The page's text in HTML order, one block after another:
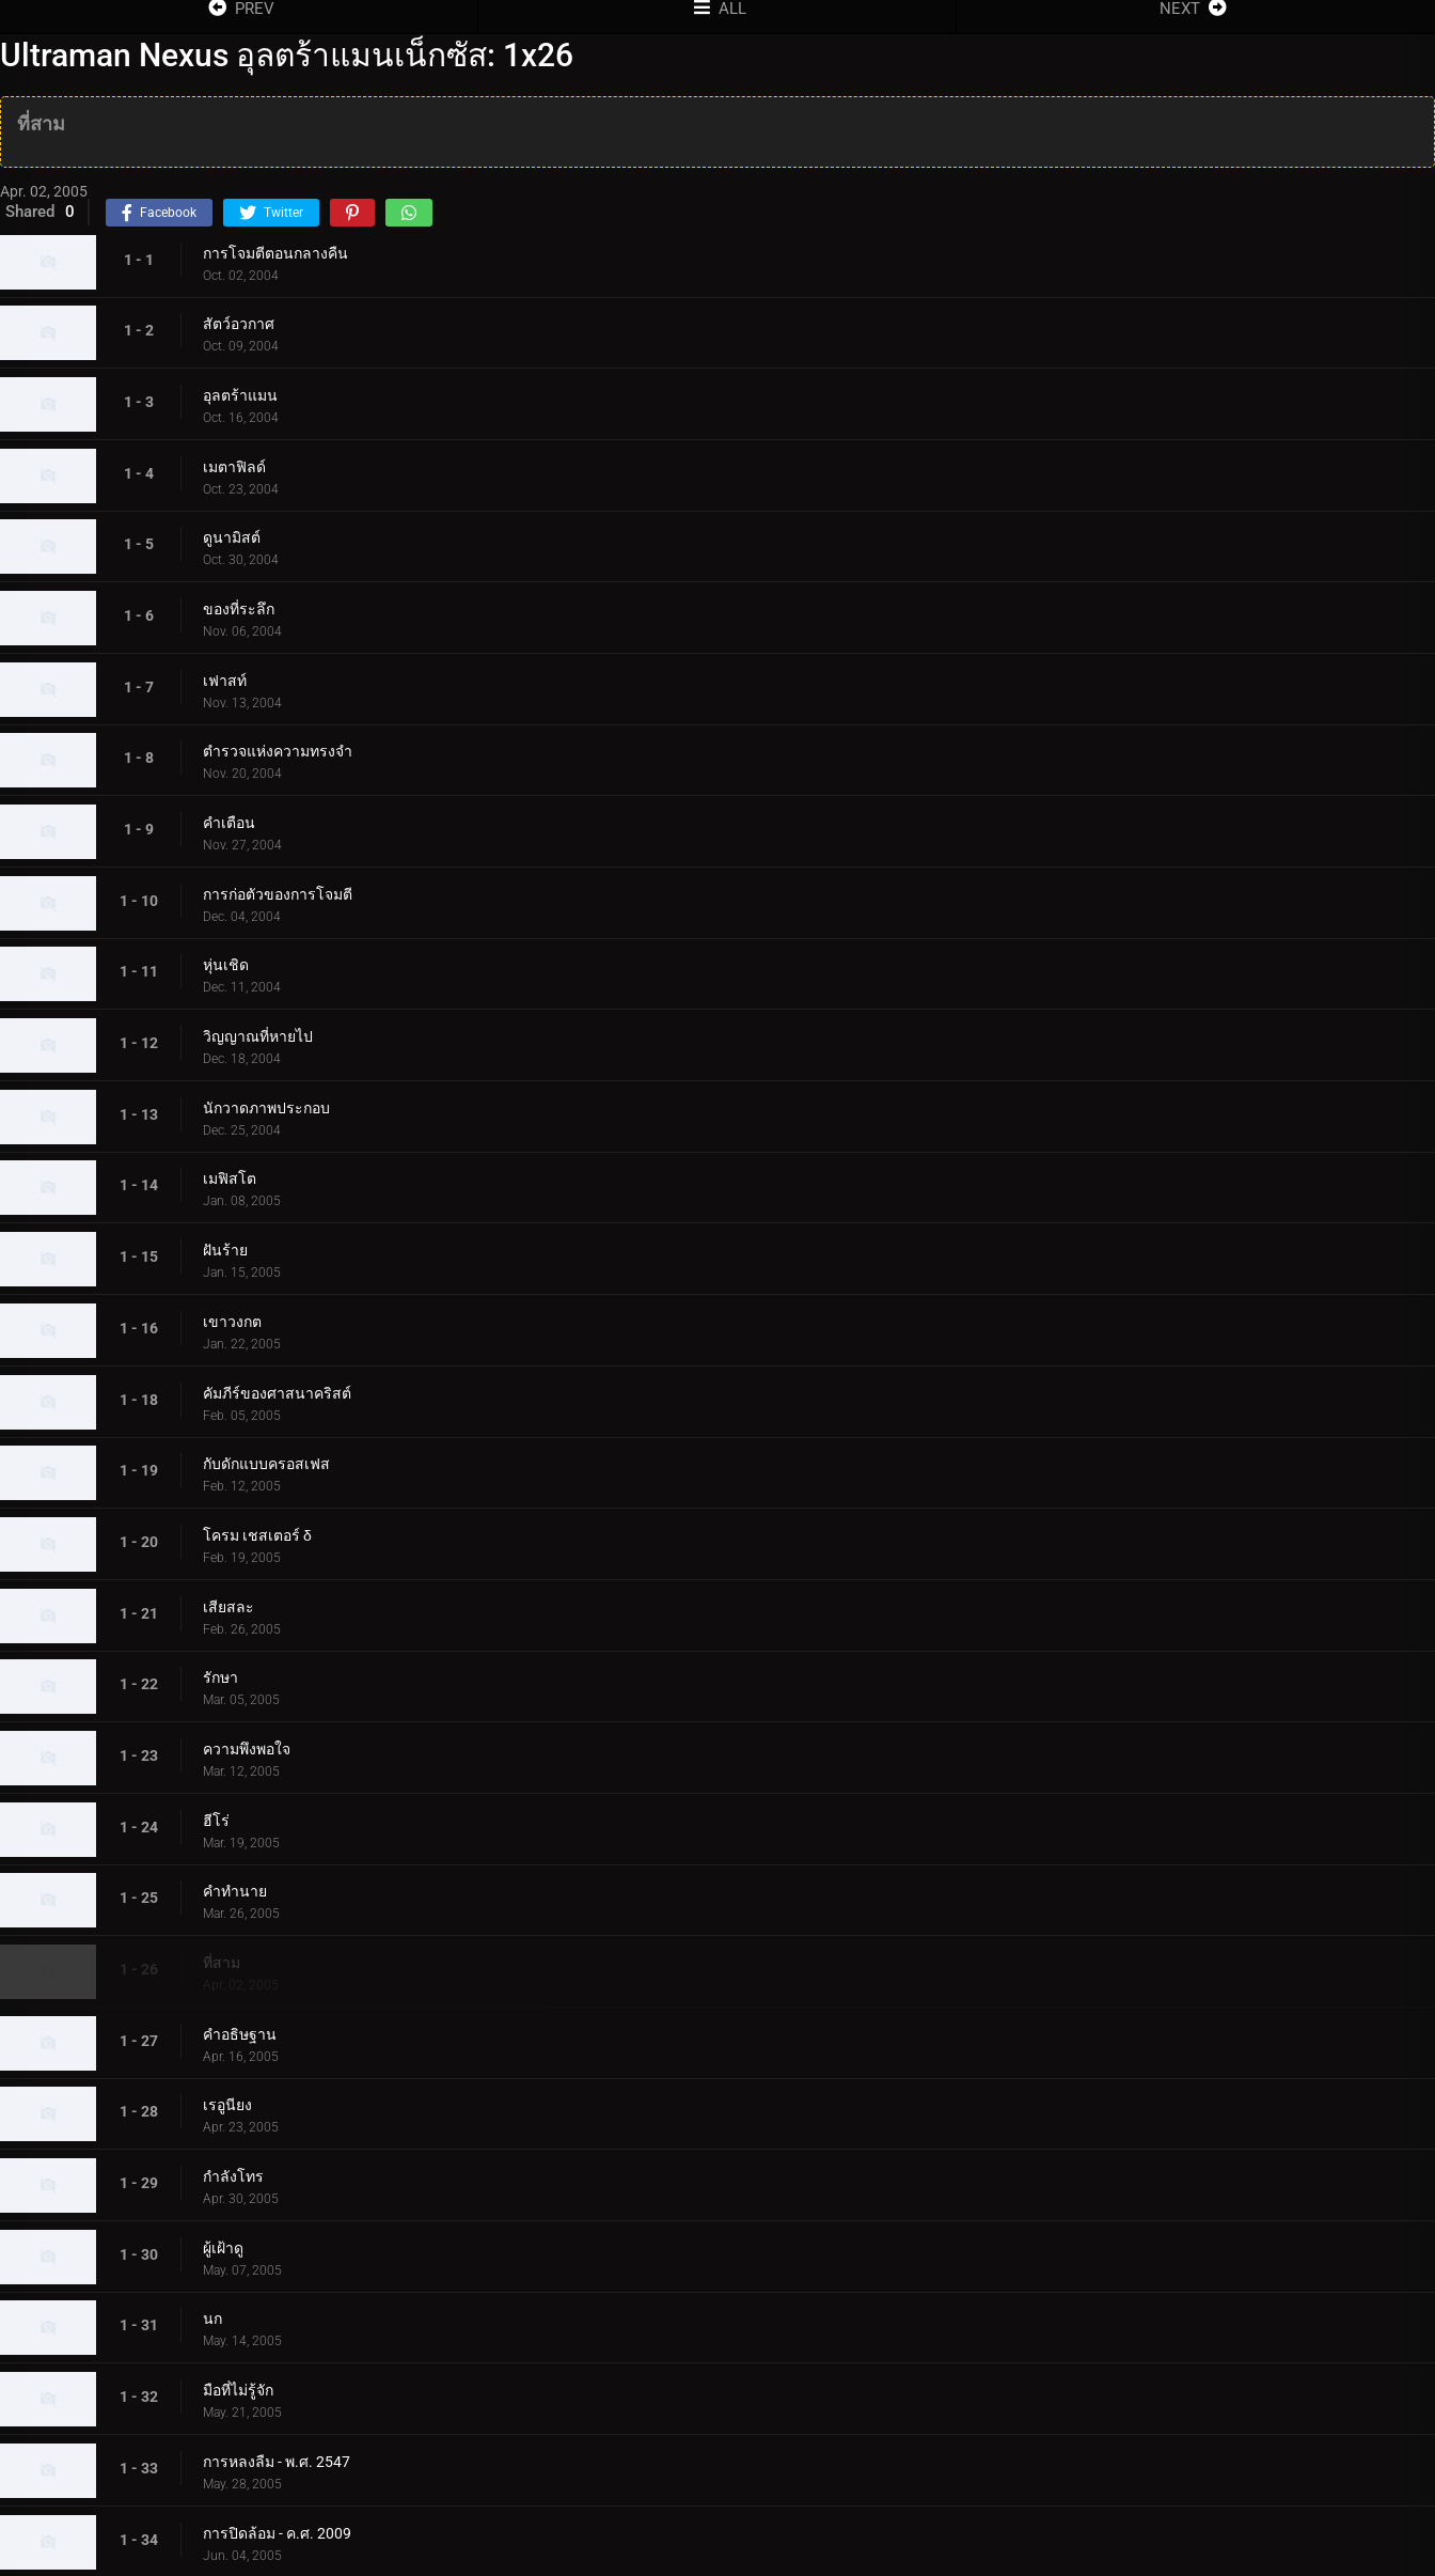
PREV ALL NEXT
Ultraman Nexus อุลตร้าแมนเน็กซัส: 1x26
ที่สาม
Apr. 02, 2005
Shared 0 Facebook Twitter
1 - 1 การโจมตีตอนกลางคืน
Oct. 02, 2004
1 - 2 สัตว์อวกาศ
Oct. 09, 2004
1 - 3 อุลตร้าแมน
Oct. 16, 2004
1 - 4 เมตาฟิลด์
Oct. 23, 2004
1 - 5 ดูนามิสต์
Oct. 30, 2004
1 - 6 ของที่ระลึก
Nov. 06, 2004
1 - 7 เฟาสท์
Nov. 13, 2004
1 - 8 ตำรวจแห่งความทรงจำ
Nov. 20, 2004
1 - 9 คำเตือน
Nov. 27, 2004
1 - 10 การก่อตัวของการโจมตี
Dec. 04, 2004
1 - 11 หุ่นเชิด
Dec. 11, 2004
1 - 12 วิญญาณที่หายไป
Dec. 18, 2004
1 - 13 นักวาดภาพประกอบ
Dec. 25, 2004
1 - 14 เมฟิสโต
Jan. 08, 2005
1 - 15 ฝันร้าย
Jan. 15, 2005
1 - 16 เขาวงกต
Jan. 22, 2005
1 - 18 คัมภีร์ของศาสนาคริสต์
Feb. 05, 2005
1 - 19 กับดักแบบครอสเฟส
Feb. 12, 2005
1 - 20 โครม เชสเตอร์ δ
Feb. 19, 2005
1 - 21 เสียสละ
Feb. 26, 2005
1 - 22 รักษา
Mar. 05, 2005
1 - 23 ความพึงพอใจ
Mar. 12, 2005
1 - 24 ฮีโร่
Mar. 19, 2005
1 - 25 คำทำนาย
Mar. 26, 2005
1 - 26 ที่สาม
Apr. 02, 2005
1 - 27 คำอธิษฐาน
Apr. 16, 2005
1 - 28 เรอูนียง
Apr. 23, 2005
1 - 29 กำลังโทร
Apr. 30, 2005
1 - 30 ผู้เฝ้าดู
May. 07, 2005
1 - 31 นก
May. 14, 2005
1 - 32 มือที่ไม่รู้จัก
May. 21, 2005
1 - 33 การหลงลืม - พ.ศ. 2547
May. 28, 2005
1 - 34 การปิดล้อม - ค.ศ. 2009
Jun. 04, 2005